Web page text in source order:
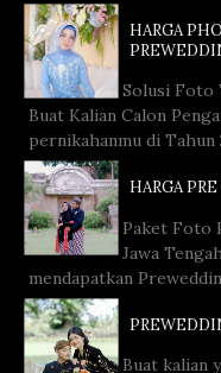
HARGA
Solusi Foto
Buat Kalian Calon
pernikahanmu di Tahun
HARGA
Paket Foto
Jawa
mendapatkan
Buat kalian